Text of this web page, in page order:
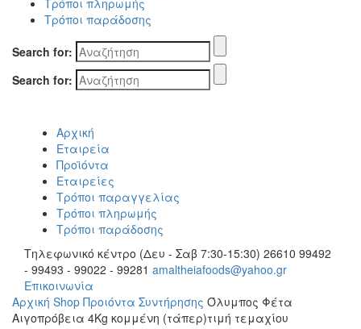
Τρόποι πληρωμής
Τρόποι παράδοσης
Search for:
Search for:
Αρχική
Εταιρεία
Προϊόντα
Εταιρείες
Τρόποι παραγγελίας
Τρόποι πληρωμής
Τρόποι παράδοσης
Τηλεφωνικό κέντρο (Δευ - Σαβ 7:30-15:30) 26610 99492
- 99493 - 99022 - 99281 amaltheiafoods@yahoo.gr
Επικοινωνία
Αρχική Shop Προιόντα Συντήρησης Όλυμπος Φέτα
Αιγοπρόβεια 4Kg κομμένη (τάπερ)τιμή τεμαχίου